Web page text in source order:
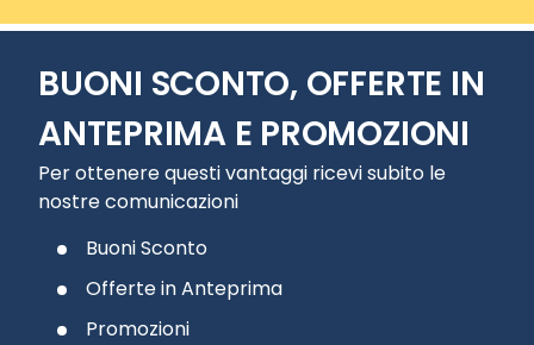
BUONI SCONTO, OFFERTE IN
ANTEPRIMA E PROMOZIONI
Per ottenere questi vantaggi ricevi subito le
nostre comunicazioni
Buoni Sconto
Offerte in Anteprima
Promozioni